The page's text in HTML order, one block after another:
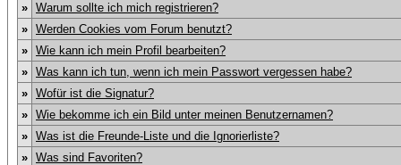
» Warum sollte ich mich registrieren?
» Werden Cookies vom Forum benutzt?
» Wie kann ich mein Profil bearbeiten?
» Was kann ich tun, wenn ich mein Passwort vergessen habe?
» Wofür ist die Signatur?
» Wie bekomme ich ein Bild unter meinen Benutzernamen?
» Was ist die Freunde-Liste und die Ignorierliste?
» Was sind Favoriten?